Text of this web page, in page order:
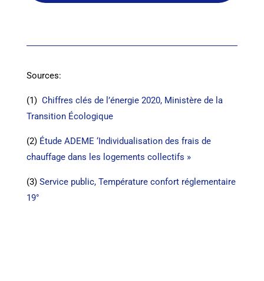
Sources:
(1) Chiffres clés de l’énergie 2020, Ministère de la
Transition Écologique
(2) Étude ADEME ‘Individualisation des frais de
chauffage dans les logements collectifs »
(3)Service public, Température confort réglementaire
19°